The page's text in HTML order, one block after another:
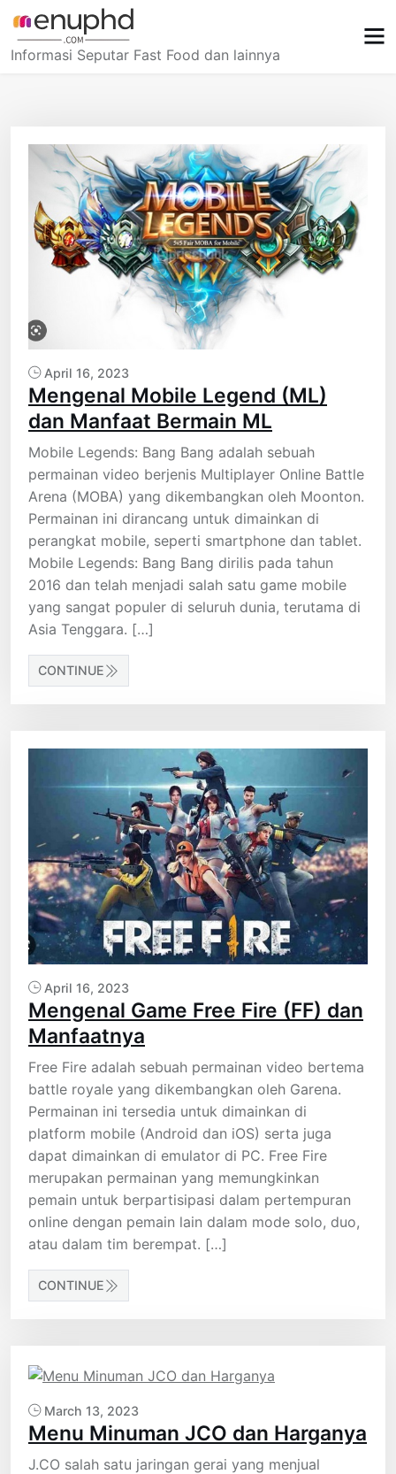
content
Informasi Seputar Fast Food dan lainnya
April 16, 2023
Mengenal Mobile Legend (ML)
dan Manfaat Bermain ML
Mobile Legends: Bang Bang adalah sebuah
permainan video berjenis Multiplayer Online Battle
Arena (MOBA) yang dikembangkan oleh Moonton.
Permainan ini dirancang untuk dimainkan di
perangkat mobile, seperti smartphone dan tablet.
Mobile Legends: Bang Bang dirilis pada tahun
2016 dan telah menjadi salah satu game mobile
yang sangat populer di seluruh dunia, terutama di
Asia Tenggara. […]
CONTINUE
April 16, 2023
Mengenal Game Free Fire (FF) dan
Manfaatnya
Free Fire adalah sebuah permainan video bertema
battle royale yang dikembangkan oleh Garena.
Permainan ini tersedia untuk dimainkan di
platform mobile (Android dan iOS) serta juga
dapat dimainkan di emulator di PC. Free Fire
merupakan permainan yang memungkinkan
pemain untuk berpartisipasi dalam pertempuran
online dengan pemain lain dalam mode solo, duo,
atau dalam tim berempat. […]
CONTINUE
March 13, 2023
Menu Minuman JCO dan Harganya
J.CO salah satu jaringan gerai yang menjual